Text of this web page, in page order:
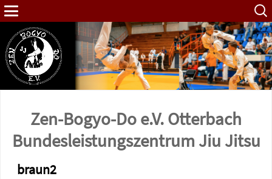
Suche
nach:
Zen-Bogyo-Do e.V. Otterbach
Bundes­leistungs­zentrum Jiu Jitsu
braun2